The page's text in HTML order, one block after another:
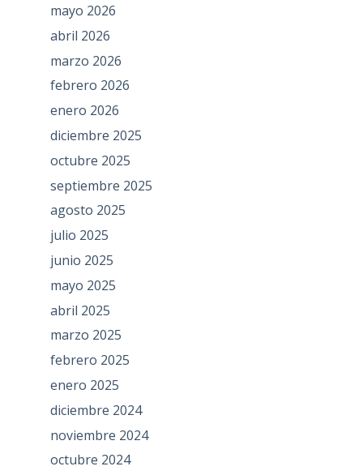
mayo 2026
abril 2026
marzo 2026
febrero 2026
enero 2026
diciembre 2025
octubre 2025
septiembre 2025
agosto 2025
julio 2025
junio 2025
mayo 2025
abril 2025
marzo 2025
febrero 2025
enero 2025
diciembre 2024
noviembre 2024
octubre 2024